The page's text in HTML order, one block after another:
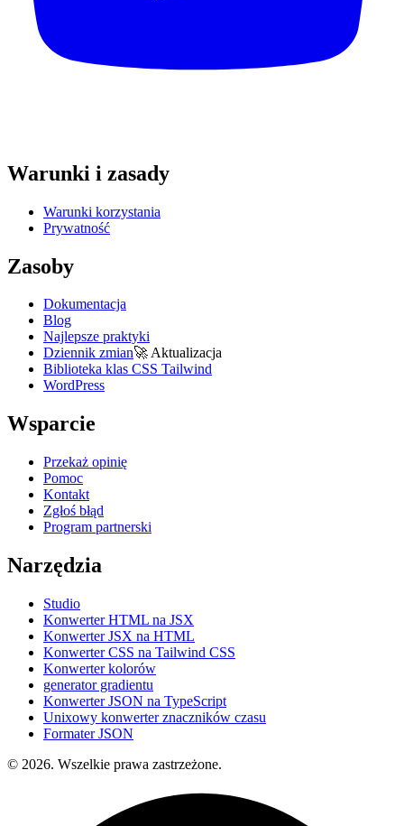
Warunki i zasady
Warunki korzystania
Prywatność
Zasoby
Dokumentacja
Blog
Najlepsze praktyki
Dziennik zmian🚀Aktualizacja
Biblioteka klas CSS Tailwind
WordPress
Wsparcie
Przekaż opinię
Pomoc
Kontakt
Zgłoś błąd
Program partnerski
Narzędzia
Studio
Konwerter HTML na JSX
Konwerter JSX na HTML
Konwerter CSS na Tailwind CSS
Konwerter kolorów
generator gradientu
Konwerter JSON na TypeScript
Unixowy konwerter znaczników czasu
Formater JSON
© 2026. Wszelkie prawa zastrzeżone.